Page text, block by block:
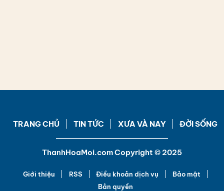
TRANG CHỦ TIN TỨC XƯA VÀ NAY ĐỜI SỐNG
ThanhHoaMoi.com Copyright © 2025
Giới thiệu RSS Điều khoản dịch vụ
Bảo mật
Bản quyền